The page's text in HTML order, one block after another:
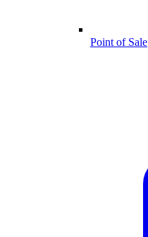
Point of Sale